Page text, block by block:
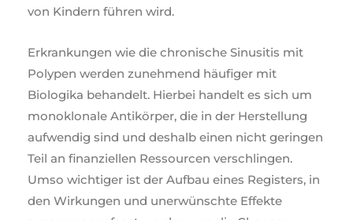
von Kindern führen wird.
Erkrankungen wie die chronische Sinusitis mit
Polypen werden zunehmend häufiger mit
Biologika behandelt. Hierbei handelt es sich um
monoklonale Antikörper, die in der Herstellung
aufwendig sind und deshalb einen nicht geringen
Teil an finanziellen Ressourcen verschlingen.
Umso wichtiger ist der Aufbau eines Registers, in
den Wirkungen und unerwünschte Effekte